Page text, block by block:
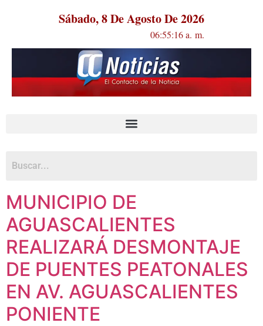
Sábado, 8 De Agosto De 2026
06:55:17 a. m.
MUNICIPIO DE
AGUASCALIENTES
REALIZARÁ DESMONTAJE
DE PUENTES PEATONALES
EN AV. AGUASCALIENTES
PONIENTE